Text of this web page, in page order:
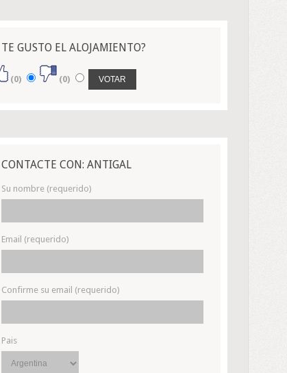
TE GUSTO EL ALOJAMIENTO?
(0) (0)
CONTACTE CON: ANTIGAL
Su nombre (requerido)
Email (requerido)
Confirme su email (requerido)
Pais